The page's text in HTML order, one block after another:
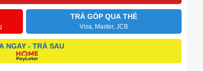
quả TRẢ GÓP QUA THẺ
Visa, Master, JCB
NGAY - TRẢ SAU